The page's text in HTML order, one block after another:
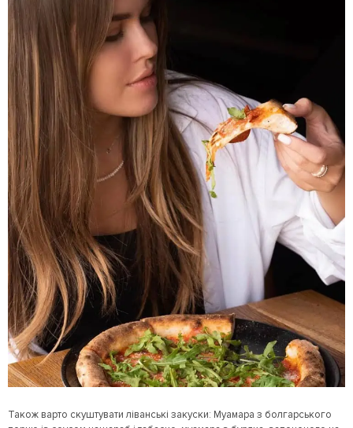
Також варто скуштувати ліванські закуски: Муамара з болгарського